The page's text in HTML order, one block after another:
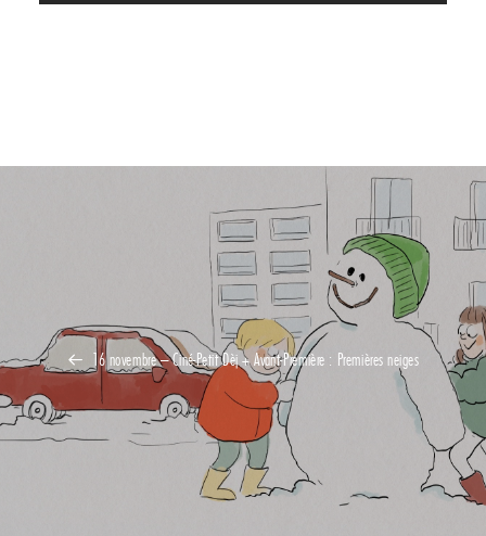
16 novembre – Ciné-Petit Dèj + Avant-Première : Premières neiges